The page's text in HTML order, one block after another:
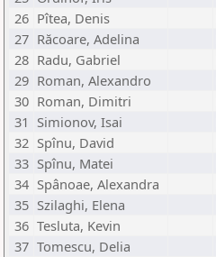
26 Pîtea, Denis
27 Răcoare, Adelina
28 Radu, Gabriel
29 Roman, Alexandro
30 Roman, Dimitri
31 Simionov, Isai
32 Spînu, David
33 Spînu, Matei
34 Spânoae, Alexandra
35 Szilaghi, Elena
36 Tesluta, Kevin
37 Tomescu, Delia